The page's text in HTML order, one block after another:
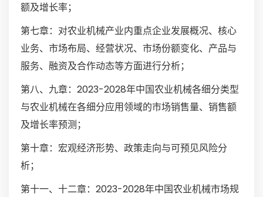
额及增长率；
第七章：对农业机械产业内重点企业发展概况、核心
业务、市场布局、经营状况、市场份额变化、产品与
服务、融资及合作动态等方面进行分析；
第八、九章：2023-2028年中国农业机械各细分类型
与农业机械在各细分应用领域的市场销售量、销售额
及增长率预测；
第十章：宏观经济形势、政策走向与可预见风险分
析；
第十一、十二章：2023-2028年中国农业机械市场规